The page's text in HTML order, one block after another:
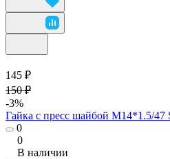
145 ₽
150 ₽
-3%
Гайка с пресс шайбой М14*1.5/47
0
0
В наличии